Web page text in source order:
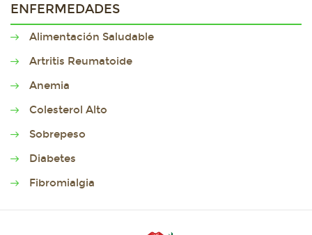
ENFERMEDADES
Alimentación Saludable
Artritis Reumatoide
Anemia
Colesterol Alto
Sobrepeso
Diabetes
Fibromialgia